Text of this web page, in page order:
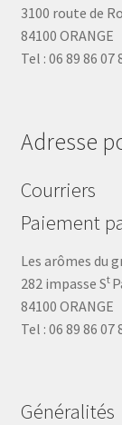
3100 route de
84100 ORANGE
Tel : 06 89 86 07
Adresse
Courriers
Paiement
Les arômes du
282 impasse St
84100 ORANGE
Tel : 06 89 86 07
Généralités